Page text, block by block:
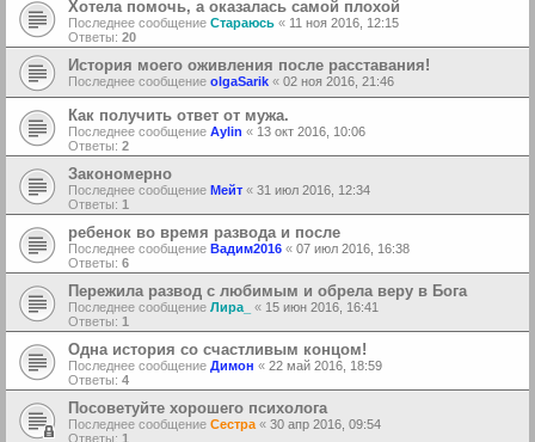
Хотела помочь, а оказалась самой плохой
Последнее сообщение Стараюсь « 11 ноя 2016, 12:15
Ответы: 20
История моего оживления после расставания!
Последнее сообщение olgaSarik « 02 ноя 2016, 21:46
Как получить ответ от мужа.
Последнее сообщение Aylin « 13 окт 2016, 10:06
Ответы: 2
Закономерно
Последнее сообщение Мейт « 31 июл 2016, 12:34
Ответы: 1
ребенок во время развода и после
Последнее сообщение Вадим2016 « 07 июл 2016, 16:38
Ответы: 6
Пережила развод с любимым и обрела веру в Бога
Последнее сообщение Лира_ « 15 июн 2016, 16:41
Ответы: 1
Одна история со счастливым концом!
Последнее сообщение Димон « 22 май 2016, 18:59
Ответы: 4
Посоветуйте хорошего психолога
Последнее сообщение Сестра « 30 апр 2016, 09:54
Ответы: 1